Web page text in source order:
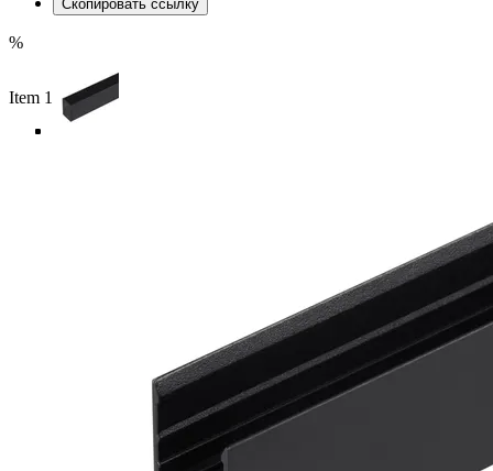
Скопировать ссылку
%
Item 1 of 5